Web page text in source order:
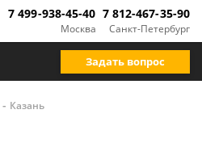
Москва
7 499-938-45-40
Санкт-Петербург
7 812-467-35-90
Задать вопрос
- Казань